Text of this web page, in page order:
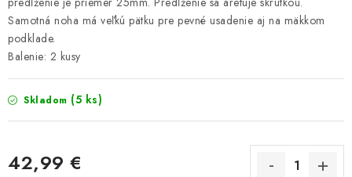
KONTAKTY
ZNAČKY
Navštívte našu predajňu vo Dvoroch nad Žitavou »
Samotná noha má veľkú pätku pre pevné usadenie aj na mäkkom
podklade.
Balenie: 2 kusy
Skladom (5 ks)
42,99 €